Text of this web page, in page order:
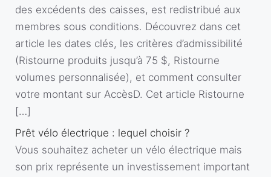
des excédents des caisses, est redistribué aux
membres sous conditions. Découvrez dans cet
article les dates clés, les critères d’admissibilité
(Ristourne produits jusqu’à 75 $, Ristourne
volumes personnalisée), et comment consulter
votre montant sur AccèsD. Cet article Ristourne
[…]
Prêt vélo électrique : lequel choisir ?
Vous souhaitez acheter un vélo électrique mais
son prix représente un investissement important